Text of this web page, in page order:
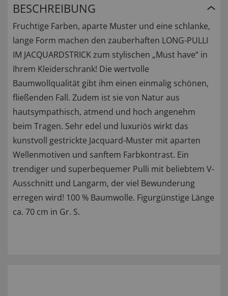
BESCHREIBUNG
Fruchtige Farben, aparte Muster und eine schlanke,
lange Form machen den zauberhaften LONG-PULLI
IM JACQUARDSTRICK zum stylischen „Must have“ in
Ihrem Kleiderschrank! Die wertvolle
Baumwollqualität gibt ihm einen einmalig schönen,
fließenden Fall. Zudem ist sie von Natur aus
hautsympathisch, atmend und hoch angenehm
beim Tragen. Sehr edel und luxuriös wirkt das
kunstvoll gestrickte Jacquard-Muster mit aparten
Wellenmotiven und sanftem Farbkontrast. Ein
trendiger und superbequemer Pulli mit beliebtem V-
Ausschnitt und Langarm, der viel Bewunderung
erregen wird! 100 % Baumwolle. Figurgünstige Länge
ca. 70 cm in Gr. S.